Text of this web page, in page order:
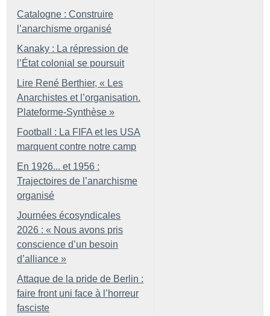
Catalogne : Construire
l’anarchisme organisé
Kanaky : La répression de
l’État colonial se poursuit
Lire René Berthier, « Les
Anarchistes et l’organisation.
Plateforme-Synthèse »
Football : La FIFA et les USA
marquent contre notre camp
En 1926... et 1956 :
Trajectoires de l’anarchisme
organisé
Journées écosyndicales
2026 : « Nous avons pris
conscience d’un besoin
d’alliance »
Attaque de la pride de Berlin :
faire front uni face à l’horreur
fasciste